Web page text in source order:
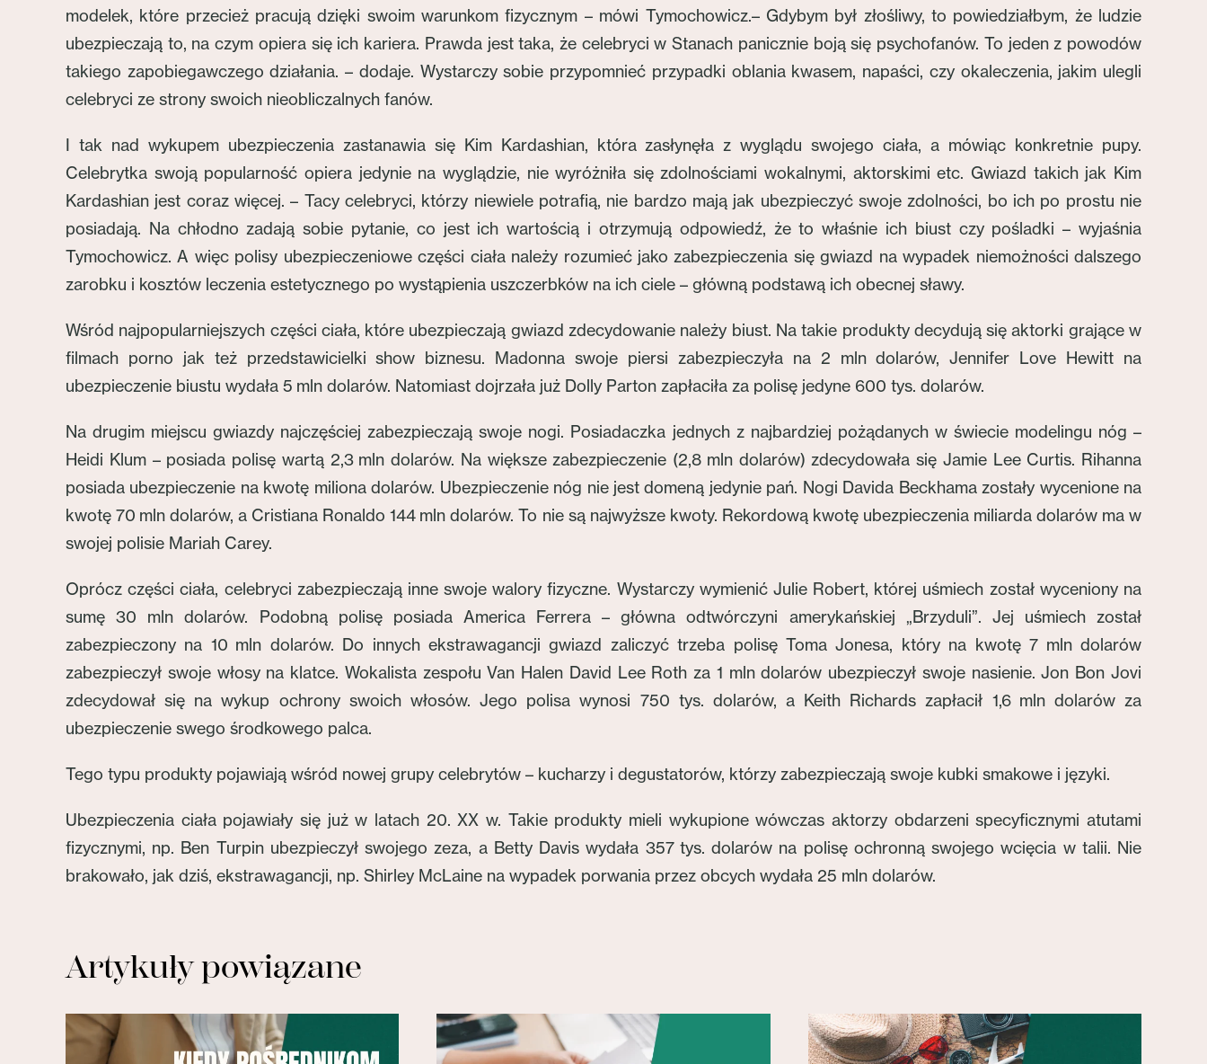
modelek, które przecież pracują dzięki swoim warunkom fizycznym – mówi Tymochowicz.– Gdybym był złośliwy, to powiedziałbym, że ludzie
ubezpieczają to, na czym opiera się ich kariera. Prawda jest taka, że celebryci w Stanach panicznie boją się psychofanów. To jeden z powodów
takiego zapobiegawczego działania. – dodaje. Wystarczy sobie przypomnieć przypadki oblania kwasem, napaści, czy okaleczenia, jakim ulegli
celebryci ze strony swoich nieobliczalnych fanów.
I tak nad wykupem ubezpieczenia zastanawia się Kim Kardashian, która zasłynęła z wyglądu swojego ciała, a mówiąc konkretnie pupy.
Celebrytka swoją popularność opiera jedynie na wyglądzie, nie wyróżniła się zdolnościami wokalnymi, aktorskimi etc. Gwiazd takich jak Kim
Kardashian jest coraz więcej. – Tacy celebryci, którzy niewiele potrafią, nie bardzo mają jak ubezpieczyć swoje zdolności, bo ich po prostu nie
posiadają. Na chłodno zadają sobie pytanie, co jest ich wartością i otrzymują odpowiedź, że to właśnie ich biust czy pośladki – wyjaśnia
Tymochowicz. A więc polisy ubezpieczeniowe części ciała należy rozumieć jako zabezpieczenia się gwiazd na wypadek niemożności dalszego
zarobku i kosztów leczenia estetycznego po wystąpienia uszczerbków na ich ciele – główną podstawą ich obecnej sławy.
Wśród najpopularniejszych części ciała, które ubezpieczają gwiazd zdecydowanie należy biust. Na takie produkty decydują się aktorki grające w
filmach porno jak też przedstawicielki show biznesu. Madonna swoje piersi zabezpieczyła na 2 mln dolarów, Jennifer Love Hewitt na
ubezpieczenie biustu wydała 5 mln dolarów. Natomiast dojrzała już Dolly Parton zapłaciła za polisę jedyne 600 tys. dolarów.
Na drugim miejscu gwiazdy najczęściej zabezpieczają swoje nogi. Posiadaczka jednych z najbardziej pożądanych w świecie modelingu nóg –
Heidi Klum – posiada polisę wartą 2,3 mln dolarów. Na większe zabezpieczenie (2,8 mln dolarów) zdecydowała się Jamie Lee Curtis. Rihanna
posiada ubezpieczenie na kwotę miliona dolarów. Ubezpieczenie nóg nie jest domeną jedynie pań. Nogi Davida Beckhama zostały wycenione na
kwotę 70 mln dolarów, a Cristiana Ronaldo 144 mln dolarów. To nie są najwyższe kwoty. Rekordową kwotę ubezpieczenia miliarda dolarów ma w
swojej polisie Mariah Carey.
Oprócz części ciała, celebryci zabezpieczają inne swoje walory fizyczne. Wystarczy wymienić Julie Robert, której uśmiech został wyceniony na
sumę 30 mln dolarów. Podobną polisę posiada America Ferrera – główna odtwórczyni amerykańskiej „Brzyduli”. Jej uśmiech został
zabezpieczony na 10 mln dolarów. Do innych ekstrawagancji gwiazd zaliczyć trzeba polisę Toma Jonesa, który na kwotę 7 mln dolarów
zabezpieczył swoje włosy na klatce. Wokalista zespołu Van Halen David Lee Roth za 1 mln dolarów ubezpieczył swoje nasienie. Jon Bon Jovi
zdecydował się na wykup ochrony swoich włosów. Jego polisa wynosi 750 tys. dolarów, a Keith Richards zapłacił 1,6 mln dolarów za
ubezpieczenie swego środkowego palca.
Tego typu produkty pojawiają wśród nowej grupy celebrytów – kucharzy i degustatorów, którzy zabezpieczają swoje kubki smakowe i języki.
Ubezpieczenia ciała pojawiały się już w latach 20. XX w. Takie produkty mieli wykupione wówczas aktorzy obdarzeni specyficznymi atutami
fizycznymi, np. Ben Turpin ubezpieczył swojego zeza, a Betty Davis wydała 357 tys. dolarów na polisę ochronną swojego wcięcia w talii. Nie
brakowało, jak dziś, ekstrawagancji, np. Shirley McLaine na wypadek porwania przez obcych wydała 25 mln dolarów.
Artykuły powiązane